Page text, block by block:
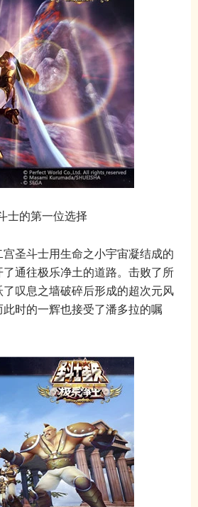
士的第一位选择
圣斗士用生命之小宇宙凝结成的
通往极乐净土的道路。击败了所
叹息之墙破碎后形成的超次元风
时的一辉也接受了潘多拉的嘱